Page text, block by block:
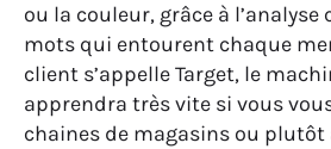
ou la couleur, grâce à
mots qui entourent chaque
client s’appelle Target, le
apprendra très vite si vous
chaines de magasins ou plutôt